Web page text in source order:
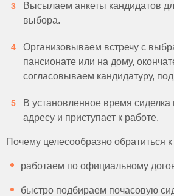
Высылаем анкеты кандидатов
выбора.
Организовываем встречу с
пансионате или на дому,
согласовываем кандидатуру,
В установленное время
адресу и приступает к работе.
Почему целесообразно обратиться
работаем по официальному
быстро подбираем почасовую